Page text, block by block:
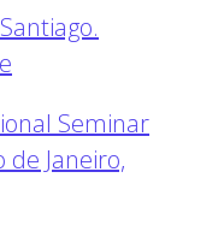
Seminar
de Janeiro,